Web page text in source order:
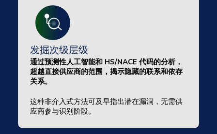
发掘次级层级
通过预测性人工智能和 HS/NACE 代码的分析，
超越直接供应商的范围，揭示隐藏的联系和依存
关系。
这种非介入式方法可及早指出潜在漏洞，无需供
应商参与识别阶段。